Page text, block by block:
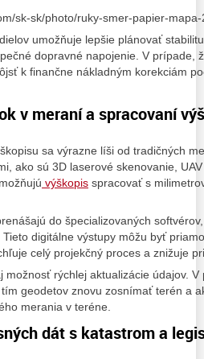
sk-sk/photo/ruky-smer-papier-
umožňuje lepšie plánovať
dopravné napojenie. V prípade,
k finančne nákladným korekciám
v meraní a spracovaní
sa výrazne líši od tradičných
ako sú 3D laserové skenovanie,
výškopis spracovať s
do špecializovaných
digitálne výstupy môžu byť
celý projekčný proces a znižuje
možnosť rýchlej aktualizácie údajov.
geodetov znovu zosnímať terén a
merania v teréne.
dát s katastrom a